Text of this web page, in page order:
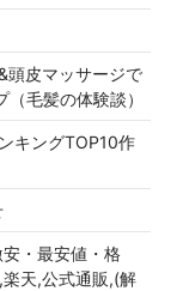
頭皮マッサージで
毛髪の体験談）
キングTOP10作
・最安値・格
天,公式通販,(解